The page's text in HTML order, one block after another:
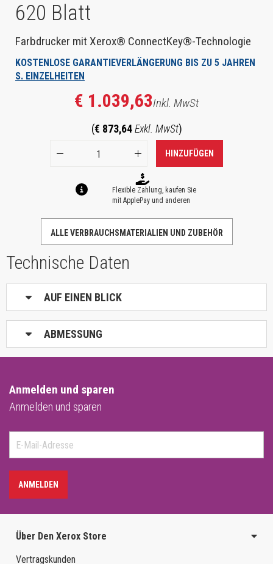
620 Blatt
Farbdrucker mit Xerox® ConnectKey®-Technologie
KOSTENLOSE GARANTIEVERLÄNGERUNG BIS ZU 5 JAHREN
S. EINZELHEITEN
€ 1.039,63Inkl. MwSt
(€ 873,64 Exkl. MwSt)
HINZUFÜGEN
Flexible Zahlung, kaufen Sie
mit ApplePay und anderen
ALLE VERBRAUCHSMATERIALIEN UND ZUBEHÖR
Technische Daten
AUF EINEN BLICK
ABMESSUNG
Anmelden und sparen
Anmelden und sparen
ANMELDEN
Über Den Xerox Store
Vertragskunden